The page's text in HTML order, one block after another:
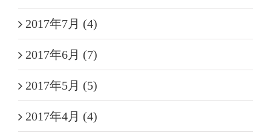
2017年7月 (4)
2017年6月 (7)
2017年5月 (5)
2017年4月 (4)